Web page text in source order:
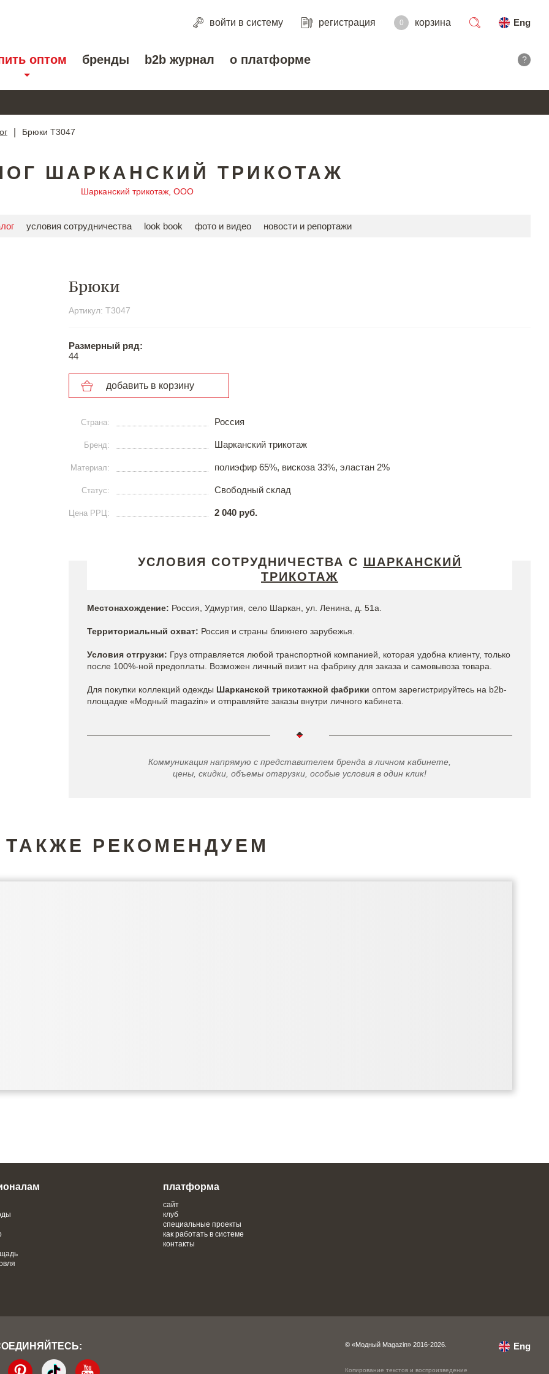
войти в систему регистрация 0 корзина
Eng
оптом бренды b2b журнал о платформе ?
Брюки Т3047
ШАРКАНСКИЙ ТРИКОТАЖ
Шарканский трикотаж, ООО
условия сотрудничества look book фото и видео новости и репортажи
Брюки
Артикул: Т3047
Размерный ряд:
44
добавить в корзину
Страна: Россия
Бренд: Шарканский трикотаж
Материал: полиэфир 65%, вискоза 33%, эластан 2%
Статус: Свободный склад
Цена РРЦ: 2 040 руб.
УСЛОВИЯ СОТРУДНИЧЕСТВА С ШАРКАНСКИЙ
ТРИКОТАЖ
Местонахождение: Россия, Удмуртия, село Шаркан, ул. Ленина, д. 51а.
Территориальный охват: Россия и страны ближнего зарубежья.
Условия отгрузки: Груз отправляется любой транспортной компанией, которая удобна клиенту, только
после 100%-ной предоплаты. Возможен личный визит на фабрику для заказа и самовывоза товара.
Для покупки коллекций одежды Шарканской трикотажной фабрики оптом зарегистрируйтесь на b2b-
площадке «Модный magazin» и отправляйте заказы внутри личного кабинета.
Коммуникация напрямую с представителем бренда в личном кабинете,
цены, скидки, объемы отгрузки, особые условия в один клик!
ТАКЖЕ РЕКОМЕНДУЕМ
платформа
сайт
клуб
специальные проекты
как работать в системе
контакты
© «Модный Magazin» 2016-2026.
Копирование текстов и воспроизведение
Eng